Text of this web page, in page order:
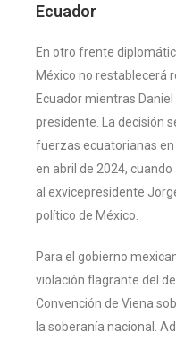
Ecuador
En otro frente
México no restablecerá
Ecuador mientras
presidente. La decisión
fuerzas ecuatorianas
en abril de 2024,
al exvicepresidente
político de México.
Para el gobierno
violación flagrante del
Convención de Viena
la soberanía nacional.